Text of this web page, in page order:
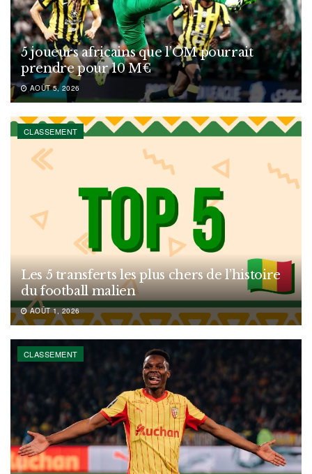
5 joueurs africains que l’OM pourrait
prendre pour 10 M€
AOÛT 5, 2026
CLASSEMENT
Les 5 transferts les plus chers de l’histoire
du football malien
AOÛT 1, 2026
CLASSEMENT